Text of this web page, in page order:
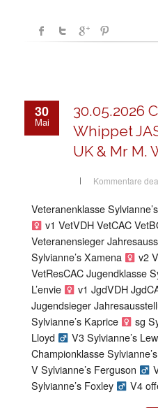
30
Mai
30.05.2026
Whippet
UK & Mr M.
Kommentare
Veteranenklasse
v1 VetVDH VetCAC
Veteranensieger
Sylvianne’s Xamena
v2
VetResCAC Jugendklasse
L’envie
v1 JgdVDH
Jugendsieger
Sylvianne’s Kaprice
sg
Lloyd
V3 Sylvianne’s
Championklasse
V Sylvianne’s Ferguson
Sylvianne’s Foxley
V4